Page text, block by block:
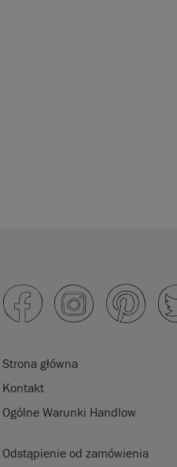
Strona główna
Kontakt
Ogólne Warunki Handlow
Odstąpienie od zamówienia